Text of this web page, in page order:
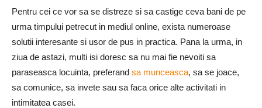
Pentru cei ce vor sa se distreze si sa castige ceva bani de pe
urma timpului petrecut in mediul online, exista numeroase
solutii interesante si usor de pus in practica. Pana la urma, in
ziua de astazi, multi isi doresc sa nu mai fie nevoiti sa
paraseasca locuinta, preferand sa munceasca, sa se joace,
sa comunice, sa invete sau sa faca orice alte activitati in
intimitatea casei.